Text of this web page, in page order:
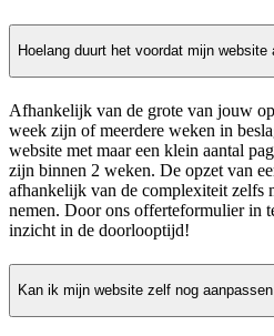
Hoelang duurt het voordat mijn website
Afhankelijk van de grote van jouw
week zijn of meerdere weken in
website met maar een klein aantal
zijn binnen 2 weken. De opzet van
afhankelijk van de complexiteit zelfs
nemen. Door ons offerteformulier in
inzicht in de doorlooptijd!
Kan ik mijn website zelf nog